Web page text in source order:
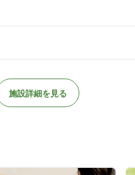
施設詳細を見る